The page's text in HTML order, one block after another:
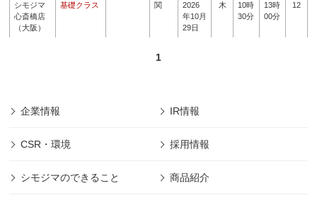
シモジマ
心斎橋店
（大阪）
基礎クラス 関
2026
年10月
29日
木
10時
30分
13時
00分
12
1
企業情報 IR情報
CSR・環境 採用情報
シモジマのできること 商品紹介